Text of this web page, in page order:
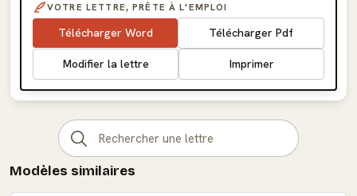
VOTRE LETTRE, PRÊTE À L'EMPLOI
Télécharger Word Télécharger Pdf
Modifier la lettre Imprimer
Modèles similaires